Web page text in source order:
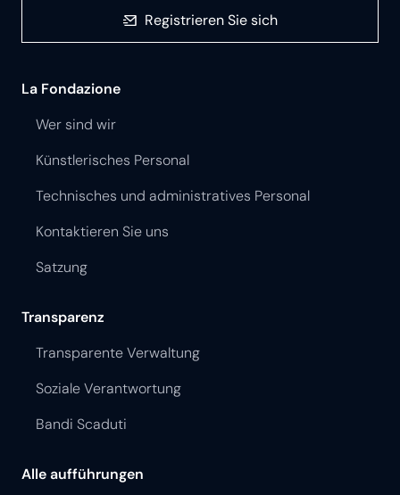
Registrieren Sie sich
La Fondazione
Wer sind wir
Künstlerisches Personal
Technisches und administratives Personal
Kontaktieren Sie uns
Satzung
Transparenz
Transparente Verwaltung
Soziale Verantwortung
Bandi Scaduti
Alle aufführungen